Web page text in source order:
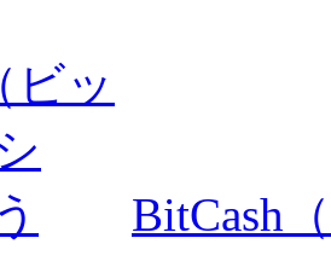
BitCash